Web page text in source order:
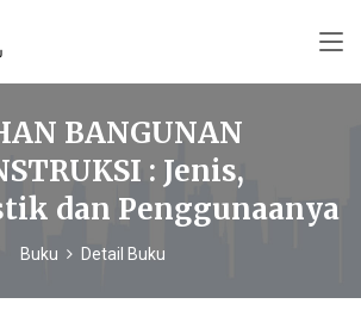
BANGUNAN
: Jenis,
dan Penggunaanya
Buku Detail Buku